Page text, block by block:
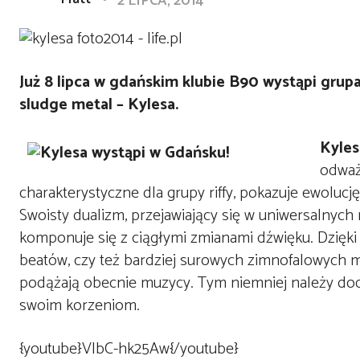
Już 8 lipca w gdańskim klubie B90 wystąpi
sludge metal – Kylesa.
charakterystyczne dla grupy riffy, pokazuje
Swoisty dualizm, przejawiający się w
komponuje się z ciągłymi zmianami dźwięku.
beatów, czy też bardziej surowych zimnofalowych
podążają obecnie muzycy. Tym niemniej należy
swoim korzeniom.
{youtube}VlbC-hk25Aw{/youtube}